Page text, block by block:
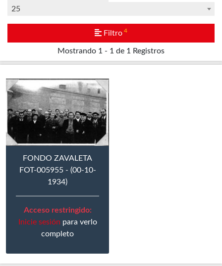
Mostrando 1 - 1 de 1 Registros
25
Filtro 4
FONDO ZAVALETA
FOT-005955 - (00-10-
1934)
Acceso restringido:
Inicie sesión para verlo
completo